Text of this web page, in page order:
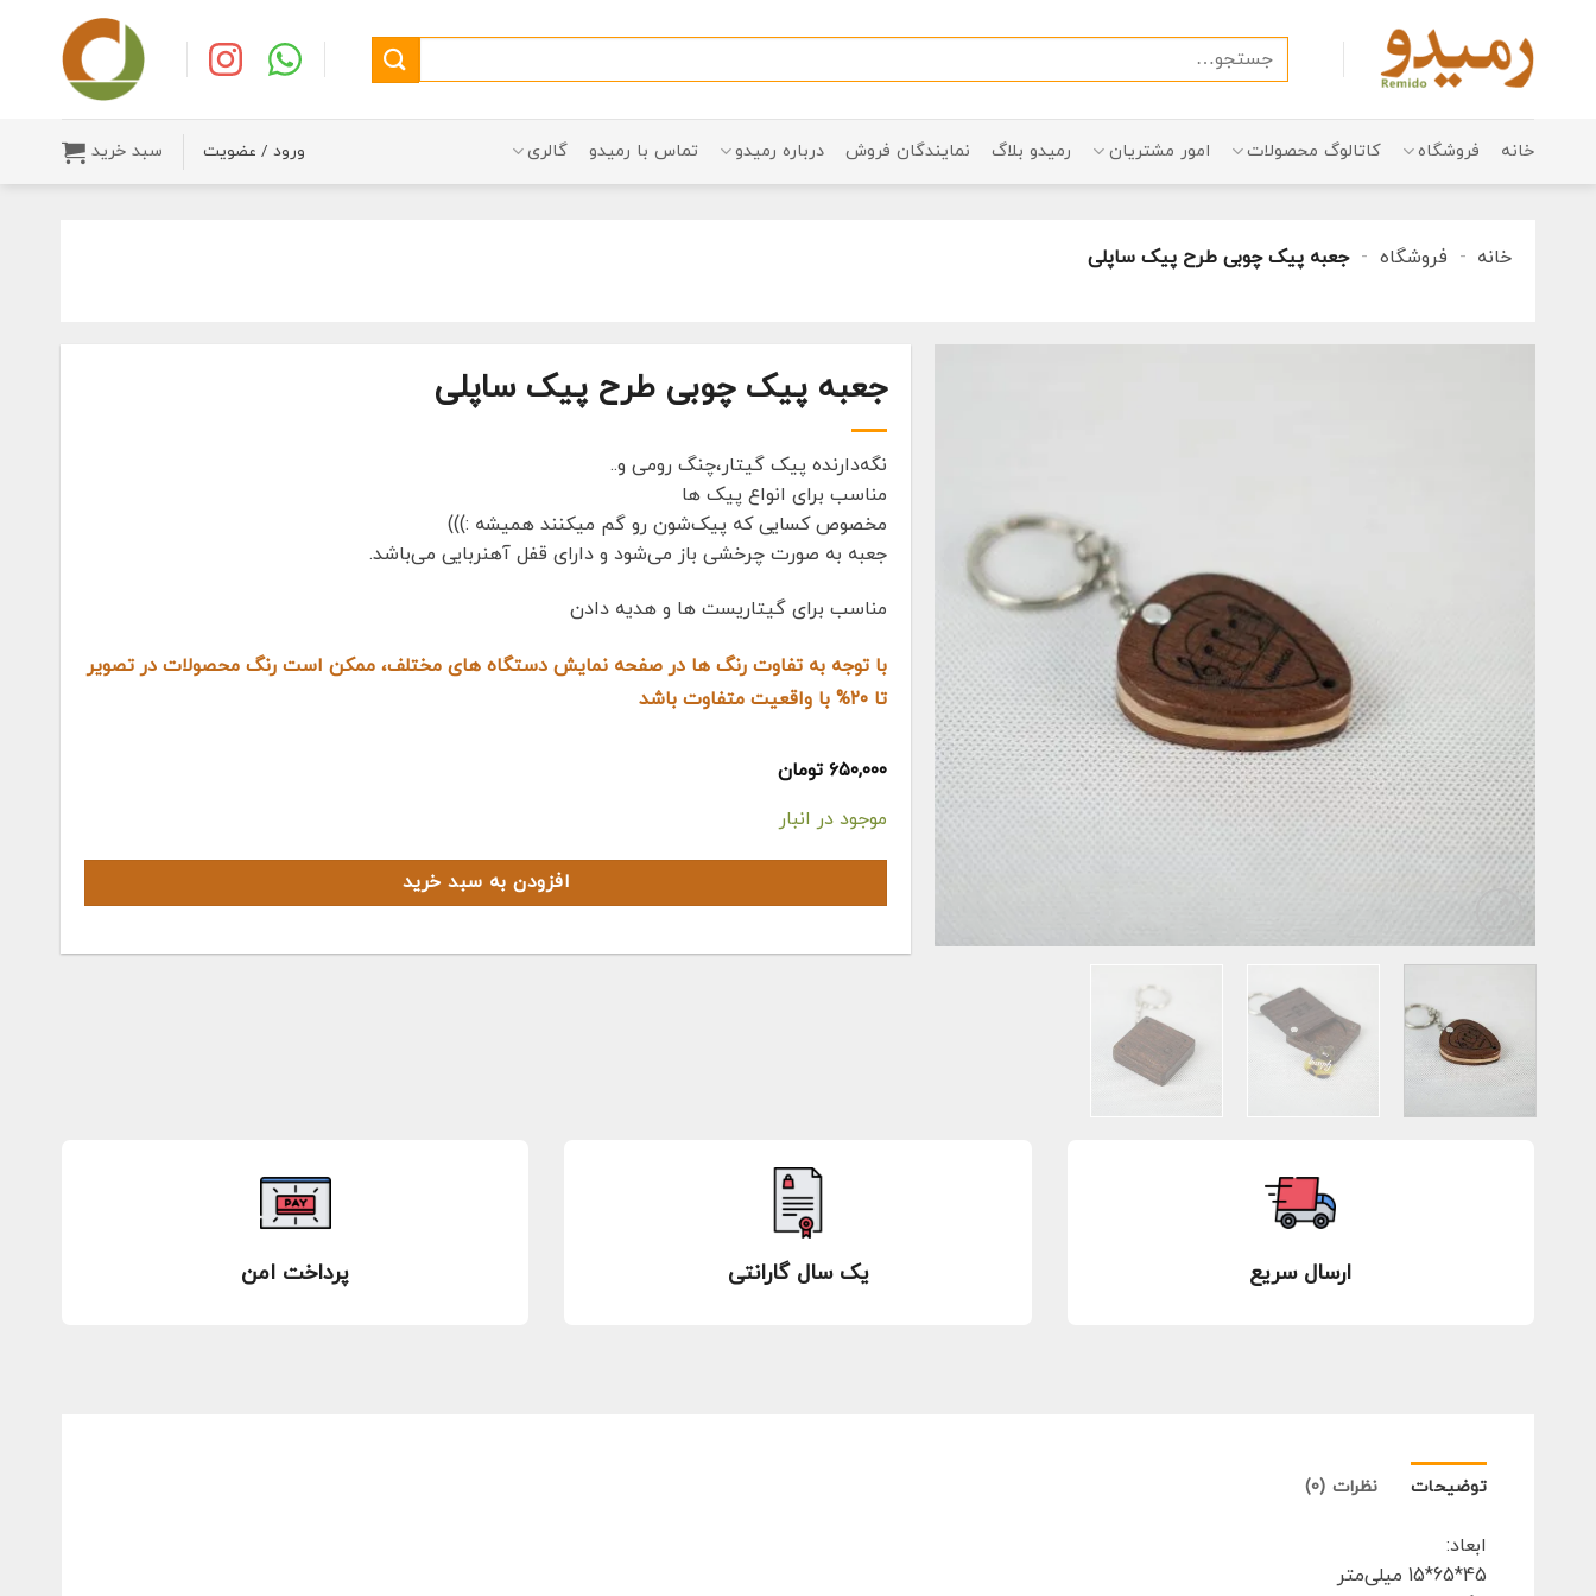
content
جستجو
برای:
خانه فروشگاه کاتالوگ محصولات امور مشتریان رمیدو بلاگ نمایندگان فروش درباره رمیدو تماس با رمیدو گالری ورود / عضویت سبد خرید
خانه - فروشگاه - جعبه پیک چوبی طرح پیک ساپلی
جعبه پیک چوبی طرح پیک ساپلی
نگه‌دارنده پیک گیتار،چنگ رومی و..
مناسب برای انواع پیک ها
مخصوص کسایی که پیک‌شون رو گم میکنند همیشه :)))
جعبه به صورت چرخشی باز می‌شود و دارای قفل آهنربایی می‌باشد.
مناسب برای گیتاریست ها و هدیه دادن
با توجه به تفاوت رنگ ها در صفحه نمایش دستگاه های مختلف، ممکن است رنگ محصولات در تصویر
تا ۲۰% با واقعیت متفاوت باشد
۶۵۰,۰۰۰ تومان
موجود در انبار
افزودن به سبد خرید
ارسال سریع یک سال گارانتی پرداخت امن
توضیحات نظرات (0)
ابعاد:
45*65*15 میلی‌متر